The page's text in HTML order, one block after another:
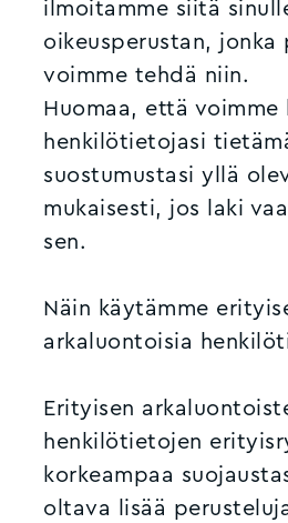
ilmoitamme siitä
oikeusperustan, jonka
voimme tehdä niin.
Huomaa, että voimme
henkilötietojasi
suostumustasi yllä
mukaisesti, jos laki
sen.
Näin käytämme
arkaluontoisia
Erityisen
henkilötietojen
korkeampaa
oltava lisää